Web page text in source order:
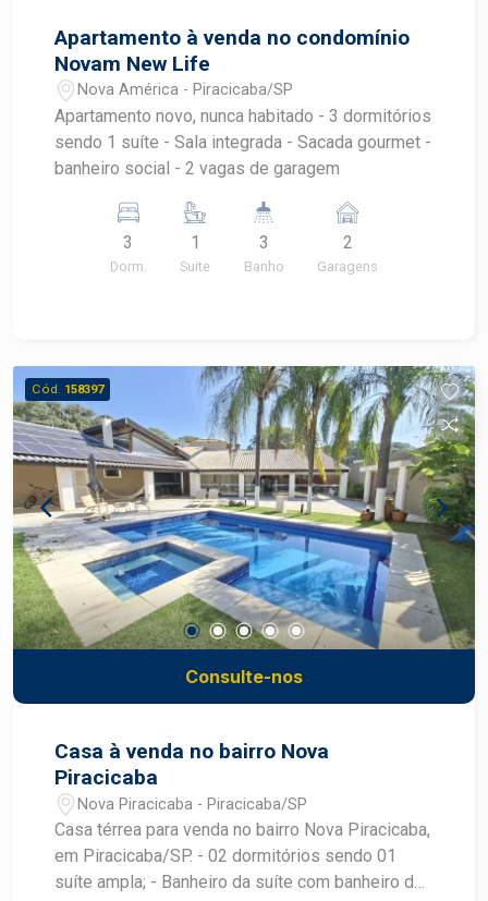
Apartamento à venda no condomínio
Novam New Life
Nova América - Piracicaba/SP
Apartamento novo, nunca habitado - 3 dormitórios
sendo 1 suíte - Sala integrada - Sacada gourmet -
banheiro social - 2 vagas de garagem
3
Dorm.
1
Suite
3
Banho
2
Garagens
Cód. 158397
Consulte-nos
Casa à venda no bairro Nova
Piracicaba
Nova Piracicaba - Piracicaba/SP
Casa térrea para venda no bairro Nova Piracicaba,
em Piracicaba/SP. - 02 dormitórios sendo 01
suíte ampla; - Banheiro da suíte com banheiro de